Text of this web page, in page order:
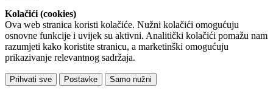
Kolačići (cookies)
Ova web stranica koristi kolačiće. Nužni kolačići omogućuju
osnovne funkcije i uvijek su aktivni. Analitički kolačići pomažu nam
razumjeti kako koristite stranicu, a marketinški omogućuju
prikazivanje relevantnog sadržaja.
Prihvati sve Postavke Samo nužni